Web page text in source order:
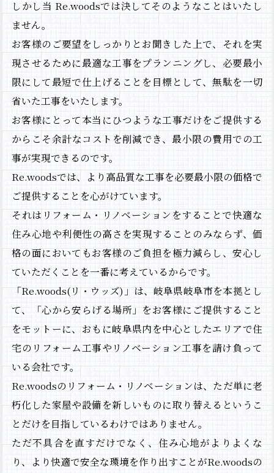
HOME
Re.woordについて
施工事例
NEWS＆BLOG
会社概要
お問い合わせ
しかし当 Re.woodsでは決してそのようなことはいたし
ません。
お客様のご要望をしっかりとお聞きした上で、それを実
現させるために最適な工事をプランニングし、必要最小
限にして最短で仕上げることを目標として、無駄を一切
省いた工事をいたします。
お客様にとって本当にひつような工事だけをご提供する
からこそ余計なコストを削減でき、最小限の費用での工
事が実現できるのです。
Re.woodsでは、より高品質な工事を必要最小限の価格で
ご提供することを心がけています。
それはリフォーム・リノベーションをすることで快適な
住み心地や利便性の高さを実現することのみならず、価
格の面においてもお客様のご負担を極力減らし、安心し
ていただくことを一番に考えているからです。
「Re.woods(リ・ウッズ)」は、岐阜県岐阜市を本拠とし
て、「心から安らげる場所」をお客様にご提供すること
をモットーに、おもに岐阜県内を中心としたエリアで住
宅のリフォーム工事やリノベーション工事を請け負って
いる会社です。
Re.woodsのリフォーム・リノベーションは、ただ単に老
朽化した家屋や設備を新しいものに取り替えるというこ
とだけを目指しているわけではありません。
ただ不具合を直すだけでなく、住み心地がよりよくな
り、より快適で安全な環境を作り出すことがRe.woodsの